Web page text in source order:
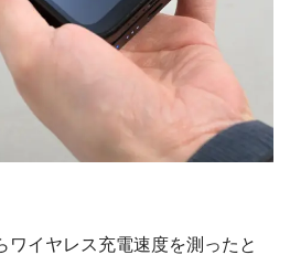
ワイヤレス充電速度を測ったと